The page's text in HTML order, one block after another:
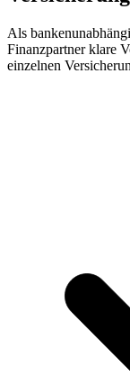
Als
Finanzpartner klare
einzelnen